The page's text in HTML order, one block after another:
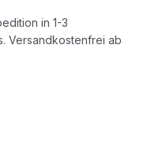
in 1-3
Versandkostenfrei ab